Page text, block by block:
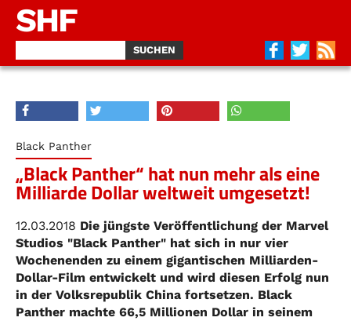
SHF
Black Panther
„Black Panther“ hat nun mehr als eine
Milliarde Dollar weltweit umgesetzt!
12.03.2018 Die jüngste Veröffentlichung der Marvel
Studios "Black Panther" hat sich in nur vier
Wochenenden zu einem gigantischen Milliarden-
Dollar-Film entwickelt und wird diesen Erfolg nun
in der Volksrepublik China fortsetzen. Black
Panther machte 66,5 Millionen Dollar in seinem